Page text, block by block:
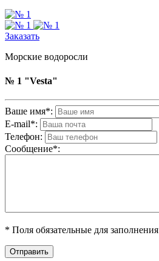
Заказать
Морские водоросли
№ 1 "Vesta"
Ваше имя*:
E-mail*:
Телефон:
Cообщениe*:
* Поля обязательные для заполнения